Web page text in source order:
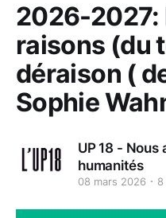
2026-2027:
raisons (du
déraison (
Sophie
UP 18 -
humanités
08 mars 2026 8